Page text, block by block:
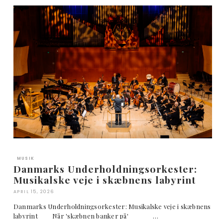
MUSIK
Danmarks Underholdningsorkester:
Musikalske veje i skæbnens labyrint
APRIL 15, 2026
Danmarks Underholdningsorkester: Musikalske veje i skæbnens
labyrint Når 'skæbnen banker på' …